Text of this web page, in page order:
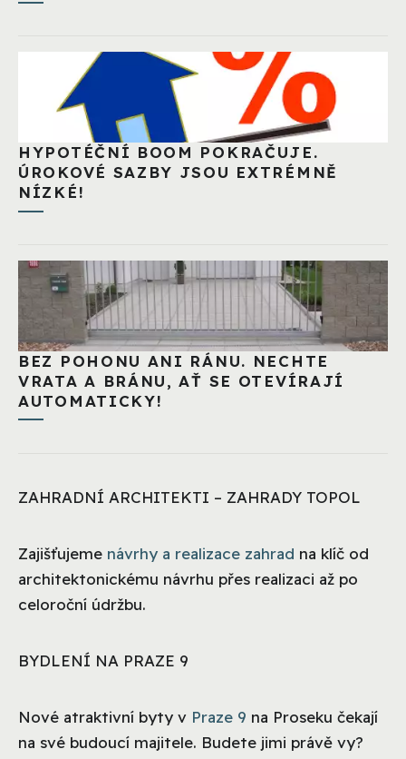
HYPOTÉČNÍ BOOM POKRAČUJE.
ÚROKOVÉ SAZBY JSOU EXTRÉMNĚ
NÍZKÉ!
BEZ POHONU ANI RÁNU. NECHTE
VRATA A BRÁNU, AŤ SE OTEVÍRAJÍ
AUTOMATICKY!
ZAHRADNÍ ARCHITEKTI – ZAHRADY TOPOL
Zajišťujeme návrhy a realizace zahrad na klíč od
architektonickému návrhu přes realizaci až po
celoroční údržbu.
BYDLENÍ NA PRAZE 9
Nové atraktivní byty v Praze 9 na Proseku čekají
na své budoucí majitele. Budete jimi právě vy?